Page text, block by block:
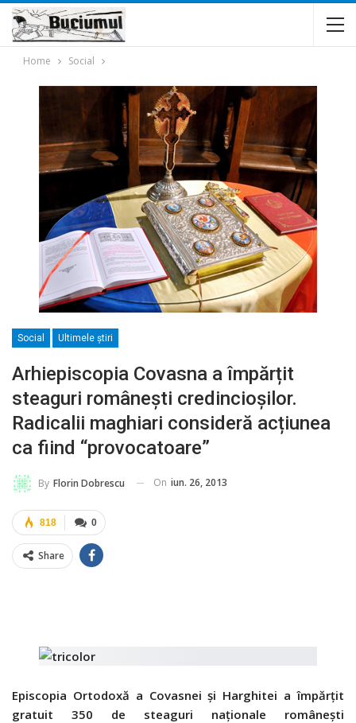
Home Social
Social Ultimele ştiri
Arhiepiscopia Covasna a împărțit
steaguri românești credincioșilor.
Radicalii maghiari consideră acțiunea
ca fiind “provocatoare”
By Florin Dobrescu On iun. 26, 2013
0
818
Share
Episcopia Ortodoxă a Covasnei şi Harghitei a împărţit
gratuit 350 de steaguri naţionale româneşti